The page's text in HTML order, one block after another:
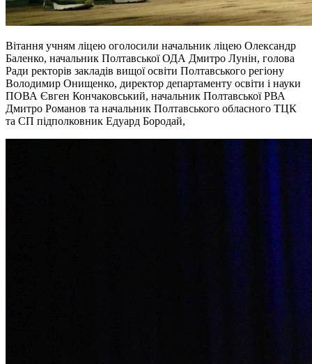
Вітання учням ліцею оголосили начальник ліцею Олександр
Баленко, начальник Полтавської ОДА Дмитро Лунін, голова
Ради ректорів закладів вищої освіти Полтавського регіону
Володимир Онищенко, директор департаменту освіти і науки
ПОВА Євген Кончаковський, начальник Полтавської РВА
Дмитро Романов та начальник Полтавського обласного ТЦК
та СП підполковник Едуард Бородай,